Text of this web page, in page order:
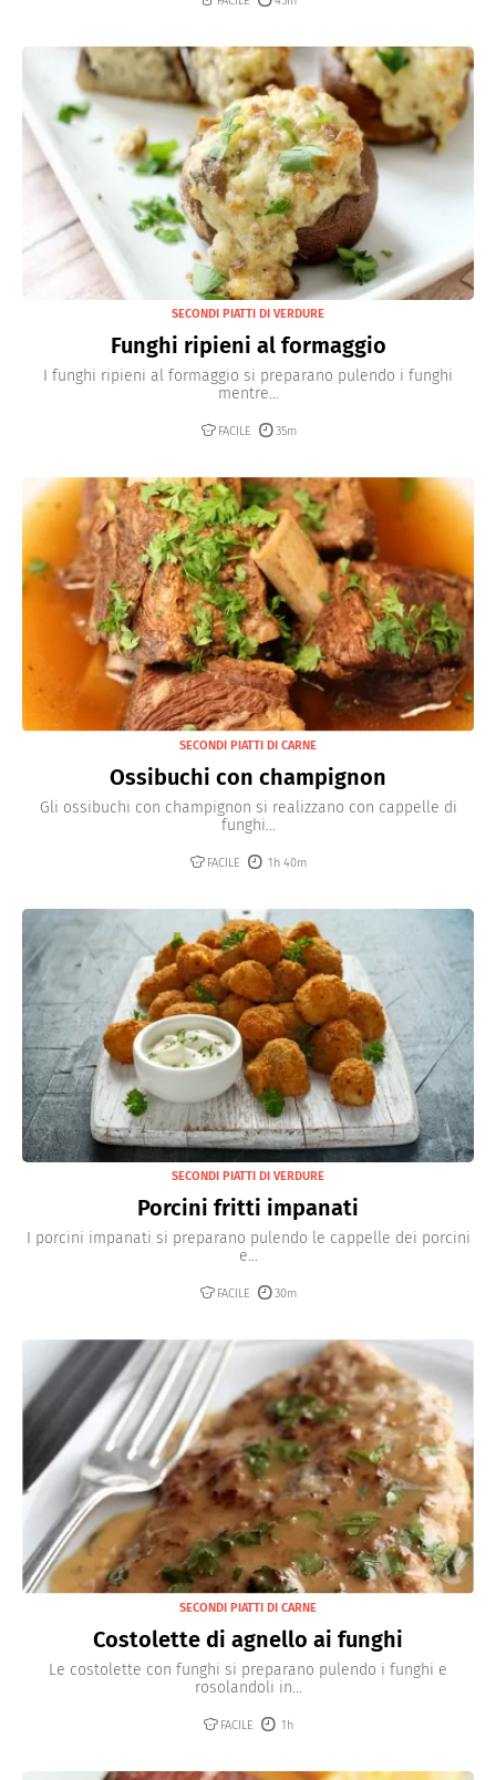
SECONDI PIATTI DI VERDURE
Funghi ripieni al formaggio
I funghi ripieni al formaggio si preparano pulendo i funghi
mentre...
FACILE 35m
SECONDI PIATTI DI CARNE
Ossibuchi con champignon
Gli ossibuchi con champignon si realizzano con cappelle di
funghi...
FACILE 1h 40m
SECONDI PIATTI DI VERDURE
Porcini fritti impanati
I porcini impanati si preparano pulendo le cappelle dei porcini
e...
FACILE 30m
SECONDI PIATTI DI CARNE
Costolette di agnello ai funghi
Le costolette con funghi si preparano pulendo i funghi e
rosolandoli in...
FACILE 1h